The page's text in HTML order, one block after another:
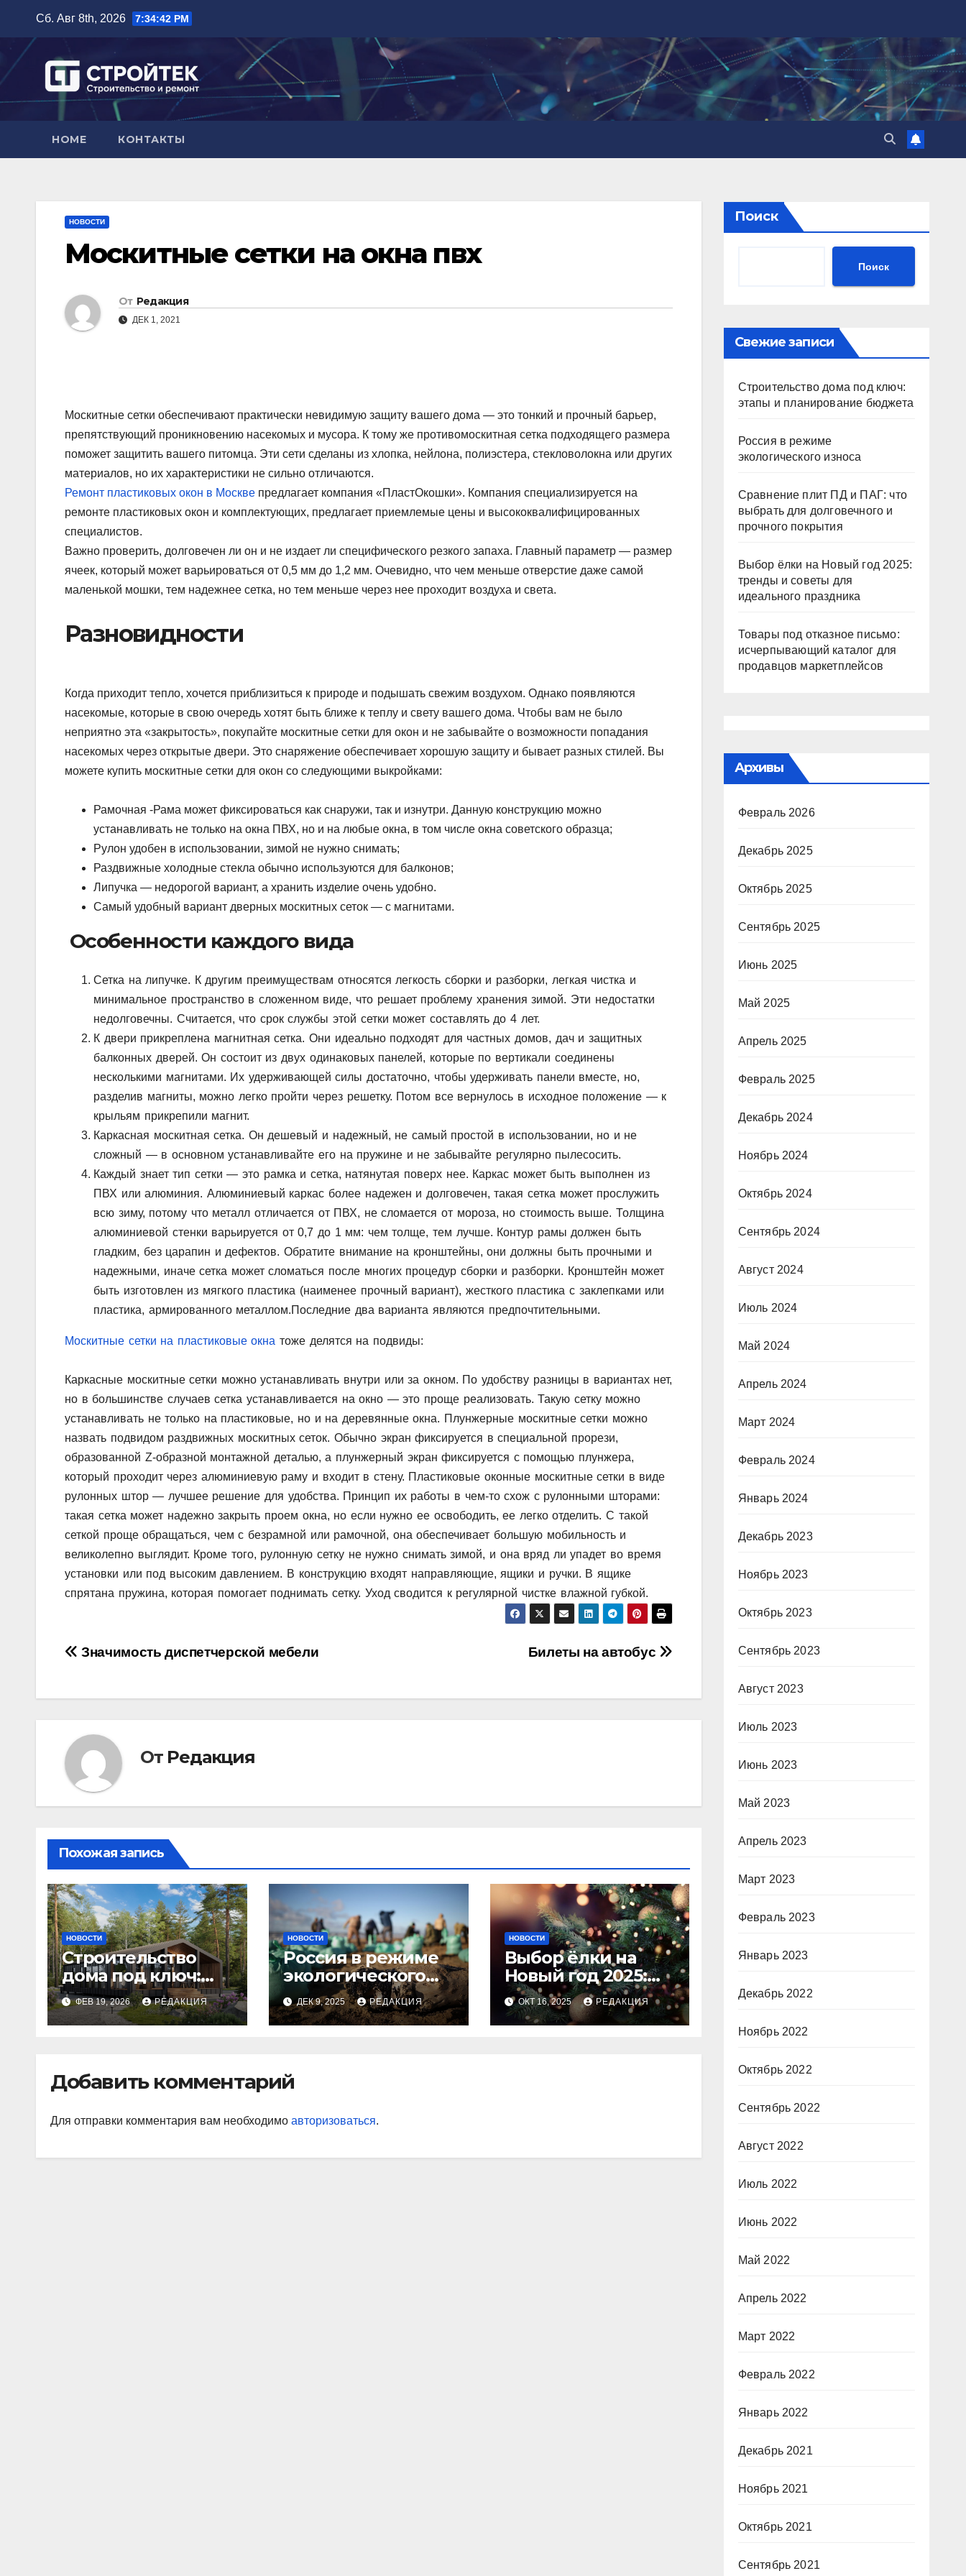
содержимому
Сб. Авг 8th, 2026 7:34:43 PM
HOME КОНТАКТЫ
НОВОСТИ
Москитные сетки на окна пвх
От Редакция
ДЕК 1, 2021
Москитные сетки обеспечивают практически невидимую защиту вашего дома — это тонкий и прочный барьер,
препятствующий проникновению насекомых и мусора. К тому же противомоскитная сетка подходящего размера
поможет защитить вашего питомца. Эти сети сделаны из хлопка, нейлона, полиэстера, стекловолокна или других
материалов, но их характеристики не сильно отличаются.
Ремонт пластиковых окон в Москве предлагает компания «ПластОкошки». Компания специализируется на
ремонте пластиковых окон и комплектующих, предлагает приемлемые цены и высококвалифицированных
специалистов.
Важно проверить, долговечен ли он и не издает ли специфического резкого запаха. Главный параметр — размер
ячеек, который может варьироваться от 0,5 мм до 1,2 мм. Очевидно, что чем меньше отверстие даже самой
маленькой мошки, тем надежнее сетка, но тем меньше через нее проходит воздуха и света.
Разновидности
Когда приходит тепло, хочется приблизиться к природе и подышать свежим воздухом. Однако появляются
насекомые, которые в свою очередь хотят быть ближе к теплу и свету вашего дома. Чтобы вам не было
неприятно эта «закрытость», покупайте москитные сетки для окон и не забывайте о возможности попадания
насекомых через открытые двери. Это снаряжение обеспечивает хорошую защиту и бывает разных стилей. Вы
можете купить москитные сетки для окон со следующими выкройками:
Рамочная -Рама может фиксироваться как снаружи, так и изнутри. Данную конструкцию можно
устанавливать не только на окна ПВХ, но и на любые окна, в том числе окна советского образца;
Рулон удобен в использовании, зимой не нужно снимать;
Раздвижные холодные стекла обычно используются для балконов;
Липучка — недорогой вариант, а хранить изделие очень удобно.
Самый удобный вариант дверных москитных сеток — с магнитами.
Особенности каждого вида
Сетка на липучке. К другим преимуществам относятся легкость сборки и разборки, легкая чистка и
минимальное пространство в сложенном виде, что решает проблему хранения зимой. Эти недостатки
недолговечны. Считается, что срок службы этой сетки может составлять до 4 лет.
К двери прикреплена магнитная сетка. Они идеально подходят для частных домов, дач и защитных
балконных дверей. Он состоит из двух одинаковых панелей, которые по вертикали соединены
несколькими магнитами. Их удерживающей силы достаточно, чтобы удерживать панели вместе, но,
разделив магниты, можно легко пройти через решетку. Потом все вернулось в исходное положение — к
крыльям прикрепили магнит.
Каркасная москитная сетка. Он дешевый и надежный, не самый простой в использовании, но и не
сложный — в основном устанавливайте его на пружине и не забывайте регулярно пылесосить.
Каждый знает тип сетки — это рамка и сетка, натянутая поверх нее. Каркас может быть выполнен из
ПВХ или алюминия. Алюминиевый каркас более надежен и долговечен, такая сетка может прослужить
всю зиму, потому что металл отличается от ПВХ, не сломается от мороза, но стоимость выше. Толщина
алюминиевой стенки варьируется от 0,7 до 1 мм: чем толще, тем лучше. Контур рамы должен быть
гладким, без царапин и дефектов. Обратите внимание на кронштейны, они должны быть прочными и
надежными, иначе сетка может сломаться после многих процедур сборки и разборки. Кронштейн может
быть изготовлен из мягкого пластика (наименее прочный вариант), жесткого пластика с заклепками или
пластика, армированного металлом.Последние два варианта являются предпочтительными.
Москитные сетки на пластиковые окна тоже делятся на подвиды:
Каркасные москитные сетки можно устанавливать внутри или за окном. По удобству разницы в вариантах нет,
но в большинстве случаев сетка устанавливается на окно — это проще реализовать. Такую сетку можно
устанавливать не только на пластиковые, но и на деревянные окна. Плунжерные москитные сетки можно
назвать подвидом раздвижных москитных сеток. Обычно экран фиксируется в специальной прорези,
образованной Z-образной монтажной деталью, а плунжерный экран фиксируется с помощью плунжера,
который проходит через алюминиевую раму и входит в стену. Пластиковые оконные москитные сетки в виде
рулонных штор — лучшее решение для удобства. Принцип их работы в чем-то схож с рулонными шторами:
такая сетка может надежно закрыть проем окна, но если нужно ее освободить, ее легко отделить. С такой
сеткой проще обращаться, чем с безрамной или рамочной, она обеспечивает большую мобильность и
великолепно выглядит. Кроме того, рулонную сетку не нужно снимать зимой, и она вряд ли упадет во время
установки или под высоким давлением. В конструкцию входят направляющие, ящики и ручки. В ящике
спрятана пружина, которая помогает поднимать сетку. Уход сводится к регулярной чистке влажной губкой.
Навигация
Билеты на автобус
Значимость диспетчерской мебели
От Редакция
Похожая запись
НОВОСТИ
Строительство
дома под ключ:
этапы и
планирование
бюджета
ФЕВ 19, 2026 РЕДАКЦИЯ
НОВОСТИ
Россия в режиме
экологического
износа
ДЕК 9, 2025 РЕДАКЦИЯ
НОВОСТИ
Выбор ёлки на
Новый год 2025:
тренды и советы
для идеального
праздника
ОКТ 16, 2025 РЕДАКЦИЯ
Добавить комментарий
Для отправки комментария вам необходимо авторизоваться.
Поиск
Поиск
Свежие записи
Строительство дома под ключ:
этапы и планирование бюджета
Россия в режиме
экологического износа
Сравнение плит ПД и ПАГ: что
выбрать для долговечного и
прочного покрытия
Выбор ёлки на Новый год 2025:
тренды и советы для
идеального праздника
Товары под отказное письмо:
исчерпывающий каталог для
продавцов маркетплейсов
Архивы
Февраль 2026
Декабрь 2025
Октябрь 2025
Сентябрь 2025
Июнь 2025
Май 2025
Апрель 2025
Февраль 2025
Декабрь 2024
Ноябрь 2024
Октябрь 2024
Сентябрь 2024
Август 2024
Июль 2024
Май 2024
Апрель 2024
Март 2024
Февраль 2024
Январь 2024
Декабрь 2023
Ноябрь 2023
Октябрь 2023
Сентябрь 2023
Август 2023
Июль 2023
Июнь 2023
Май 2023
Апрель 2023
Март 2023
Февраль 2023
Январь 2023
Декабрь 2022
Ноябрь 2022
Октябрь 2022
Сентябрь 2022
Август 2022
Июль 2022
Июнь 2022
Май 2022
Апрель 2022
Март 2022
Февраль 2022
Январь 2022
Декабрь 2021
Ноябрь 2021
Октябрь 2021
Сентябрь 2021